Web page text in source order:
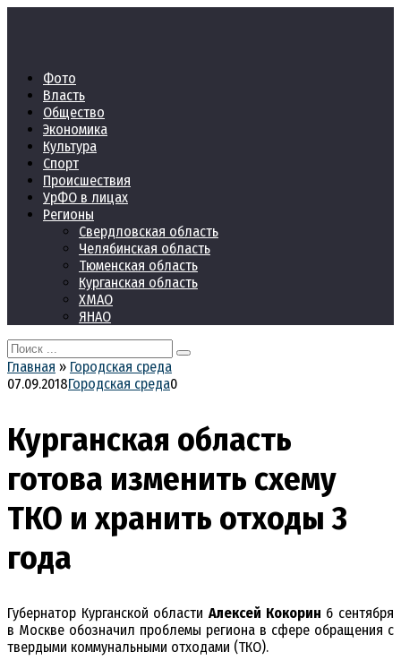
Фото
Власть
Общество
Экономика
Культура
Спорт
Происшествия
УрФО в лицах
Регионы
Свердловская область
Челябинская область
Тюменская область
Курганская область
ХМАО
ЯНАО
Search
for:
Главная » Городская среда
07.09.2018Городская среда0
Курганская область
готова изменить схему
ТКО и хранить отходы 3
года
Губернатор Курганской области Алексей Кокорин 6 сентября
в Москве обозначил проблемы региона в сфере обращения с
твердыми коммунальными отходами (ТКО).